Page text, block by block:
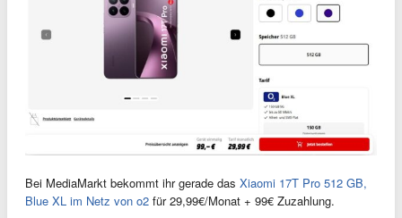
Bei MediaMarkt bekommt ihr gerade das Xiaomi 17T Pro 512 GB,
Blue XL im Netz von o2 für 29,99€/Monat + 99€ Zuzahlung.